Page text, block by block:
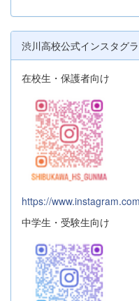
渋川高校公式インスタグ
在校生・保護者向け
https://
中学生・受験生向け